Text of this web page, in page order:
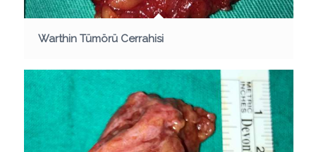
Warthin Tümörü Cerrahisi